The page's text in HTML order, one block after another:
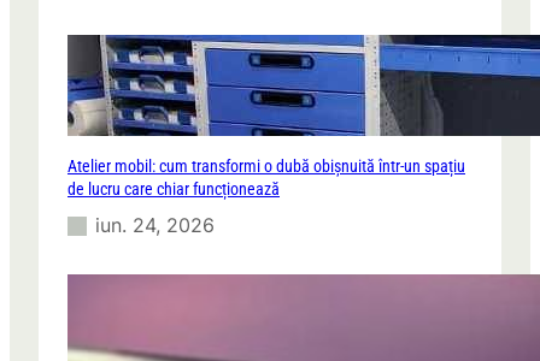
Atelier mobil: cum transformi o dubă obișnuită într-un spațiu
de lucru care chiar funcționează
iun. 24, 2026